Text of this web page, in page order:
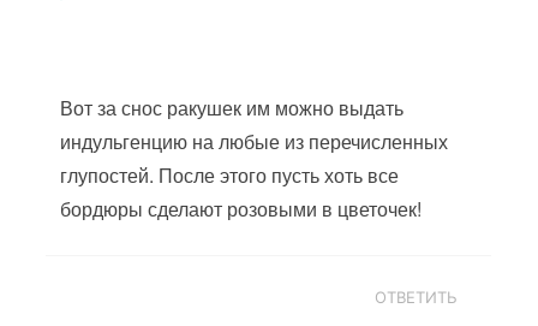
Вот за снос ракушек им можно выдать
индульгенцию на любые из перечисленных
глупостей. После этого пусть хоть все
бордюры сделают розовыми в цветочек!
ОТВЕТИТЬ